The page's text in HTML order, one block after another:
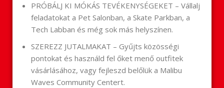
PRÓBÁLJ KI MÓKÁS TEVÉKENYSÉGEKET – Vállalj
feladatokat a Pet Salonban, a Skate Parkban, a
Tech Labban és még sok más helyszínen.
SZEREZZ JUTALMAKAT – Gyűjts közösségi
pontokat és használd fel őket menő outfitek
vásárlásához, vagy fejleszd belőlük a Malibu
Waves Community Centert.